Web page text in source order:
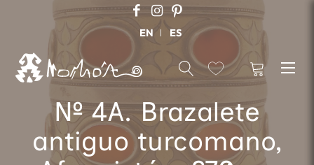
EN ES
Nº 4A. Brazalete
antiguo turcomano,